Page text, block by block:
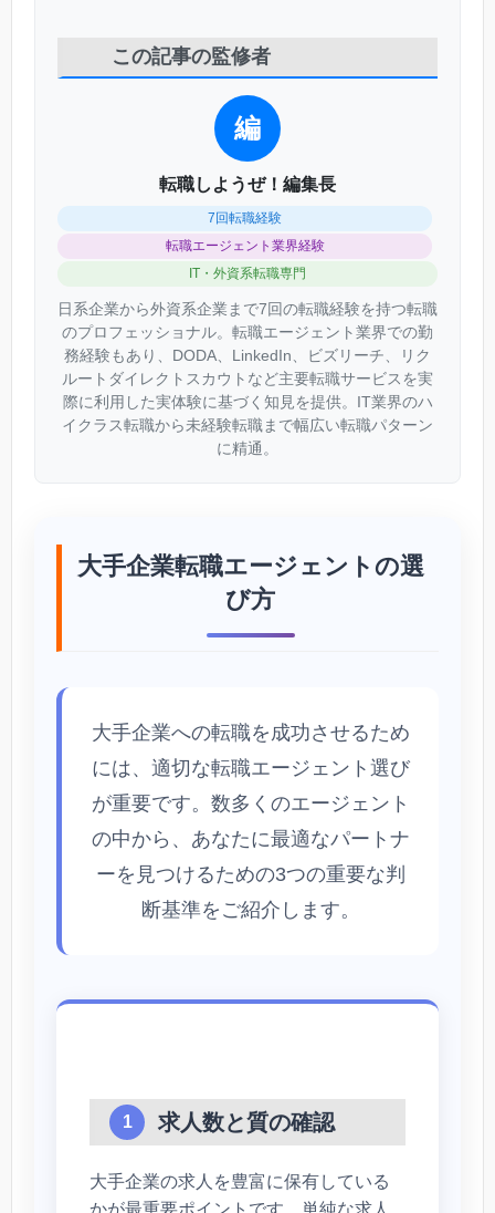
この記事の監修者
編
転職しようぜ！編集長
7回転職経験
転職エージェント業界経験
IT・外資系転職専門
日系企業から外資系企業まで7回の転職経験を持つ転職
のプロフェッショナル。転職エージェント業界での勤
務経験もあり、DODA、LinkedIn、ビズリーチ、リク
ルートダイレクトスカウトなど主要転職サービスを実
際に利用した実体験に基づく知見を提供。IT業界のハ
イクラス転職から未経験転職まで幅広い転職パターン
に精通。
大手企業転職エージェントの選
び方
大手企業への転職を成功させるため
には、適切な転職エージェント選び
が重要です。数多くのエージェント
の中から、あなたに最適なパートナ
ーを見つけるための3つの重要な判
断基準をご紹介します。
1 求人数と質の確認
大手企業の求人を豊富に保有している
かが最重要ポイントです。単純な求人